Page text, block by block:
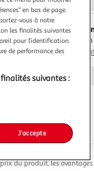
Plus
parASD
prix du produit, les
en bas de page.
vous à notre
les finalités suivantes
pour l’identification.
de performance des
suivantes :
J'accepte